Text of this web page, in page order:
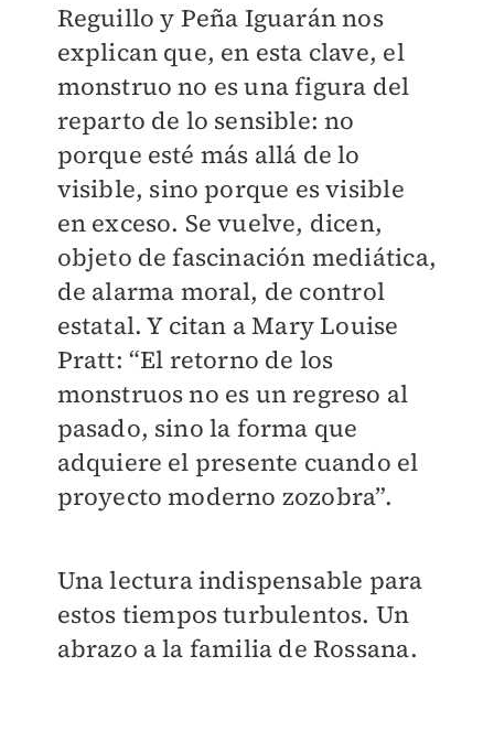
Reguillo y Peña Iguarán nos
explican que, en esta clave, el
monstruo no es una figura del
reparto de lo sensible: no
porque esté más allá de lo
visible, sino porque es visible
en exceso. Se vuelve, dicen,
objeto de fascinación mediática,
de alarma moral, de control
estatal. Y citan a Mary Louise
Pratt: “El retorno de los
monstruos no es un regreso al
pasado, sino la forma que
adquiere el presente cuando el
proyecto moderno zozobra”.
Una lectura indispensable para
estos tiempos turbulentos. Un
abrazo a la familia de Rossana.